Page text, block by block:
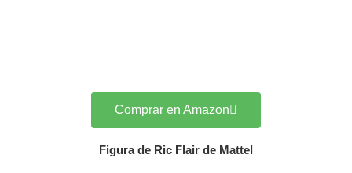
Comprar en Amazon
Figura de Ric Flair de Mattel